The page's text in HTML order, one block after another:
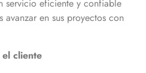
servicio eficiente y confiable
avanzar en sus proyectos con
cliente